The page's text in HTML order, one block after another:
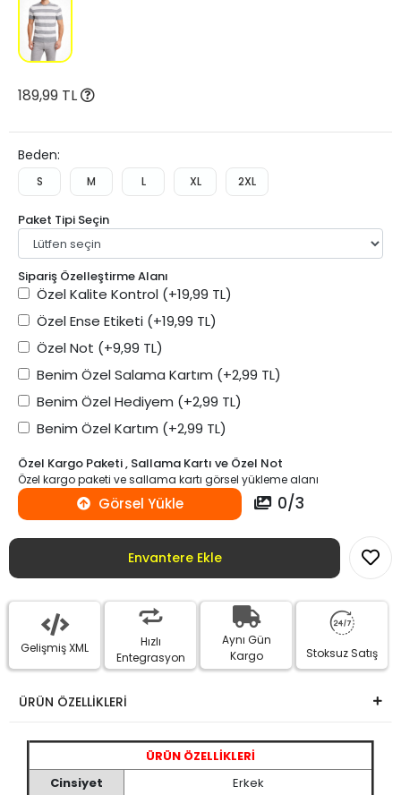
189,99 TL
Beden:
S M L XL 2XL
Paket Tipi Seçin
Sipariş Özelleştirme Alanı
Özel Kalite Kontrol (+19,99 TL)
Özel Ense Etiketi (+19,99 TL)
Özel Not (+9,99 TL)
Benim Özel Salama Kartım (+2,99 TL)
Benim Özel Hediyem (+2,99 TL)
Benim Özel Kartım (+2,99 TL)
Özel Kargo Paketi , Sallama Kartı ve Özel Not
Özel kargo paketi ve sallama kartı görsel yükleme alanı
Görsel Yükle 0/3
Envantere Ekle
Gelişmiş XML
Hızlı
Entegrasyon
Aynı Gün
Kargo
Stoksuz Satış
ÜRÜN ÖZELLİKLERİ
ÜRÜN ÖZELLİKLERİ
Cinsiyet
Erkek